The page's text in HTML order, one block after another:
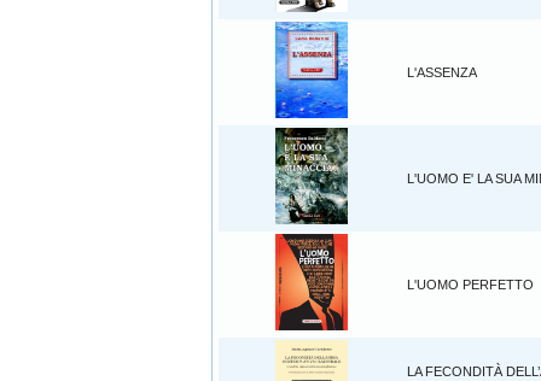
L'ASSENZA
L'UOMO E' LA SUA
L'UOMO PERFETTO
LA FECONDITÀ